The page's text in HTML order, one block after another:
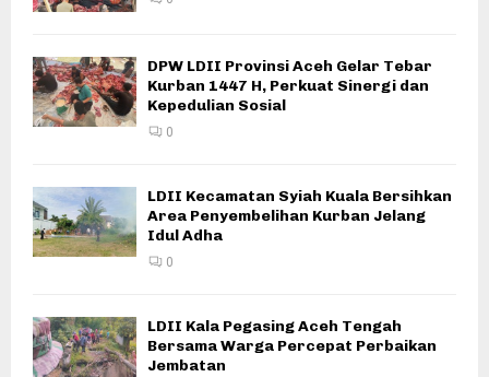
DPW LDII Provinsi Aceh Gelar Tebar
Kurban 1447 H, Perkuat Sinergi dan
Kepedulian Sosial
0
LDII Kecamatan Syiah Kuala Bersihkan
Area Penyembelihan Kurban Jelang
Idul Adha
0
LDII Kala Pegasing Aceh Tengah
Bersama Warga Percepat Perbaikan
Jembatan